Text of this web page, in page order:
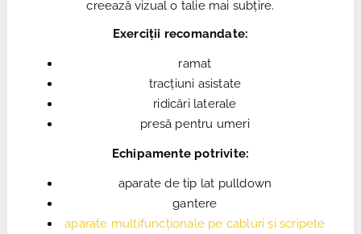
creează vizual o talie mai subțire.
Exerciții recomandate:
ramat
tracțiuni asistate
ridicări laterale
presă pentru umeri
Echipamente potrivite:
aparate de tip lat pulldown
gantere
aparate multifuncționale pe cabluri și scripete